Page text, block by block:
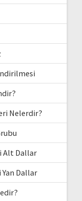
Nelerdir?
Alt Dallar
Dallar